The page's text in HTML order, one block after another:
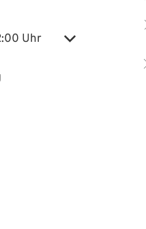
Schließzeiten auszublenden
Uhr Von 08:00 bis